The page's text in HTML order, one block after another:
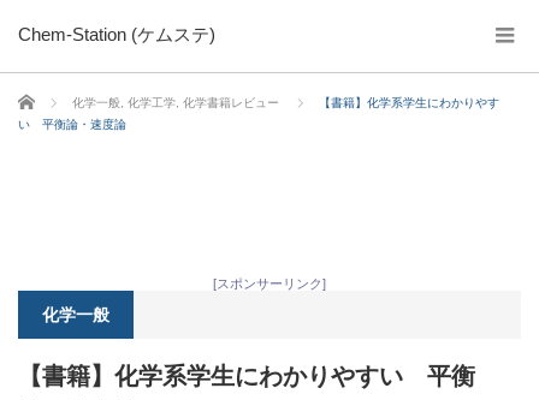
Chem-Station (ケムステ)
ホーム 化学一般 化学工学 化学書籍レビュー
【書籍】化学系学生にわかりやす
い 平衡論・速度論
[スポンサーリンク]
化学一般
【書籍】化学系学生にわかりやすい 平衡